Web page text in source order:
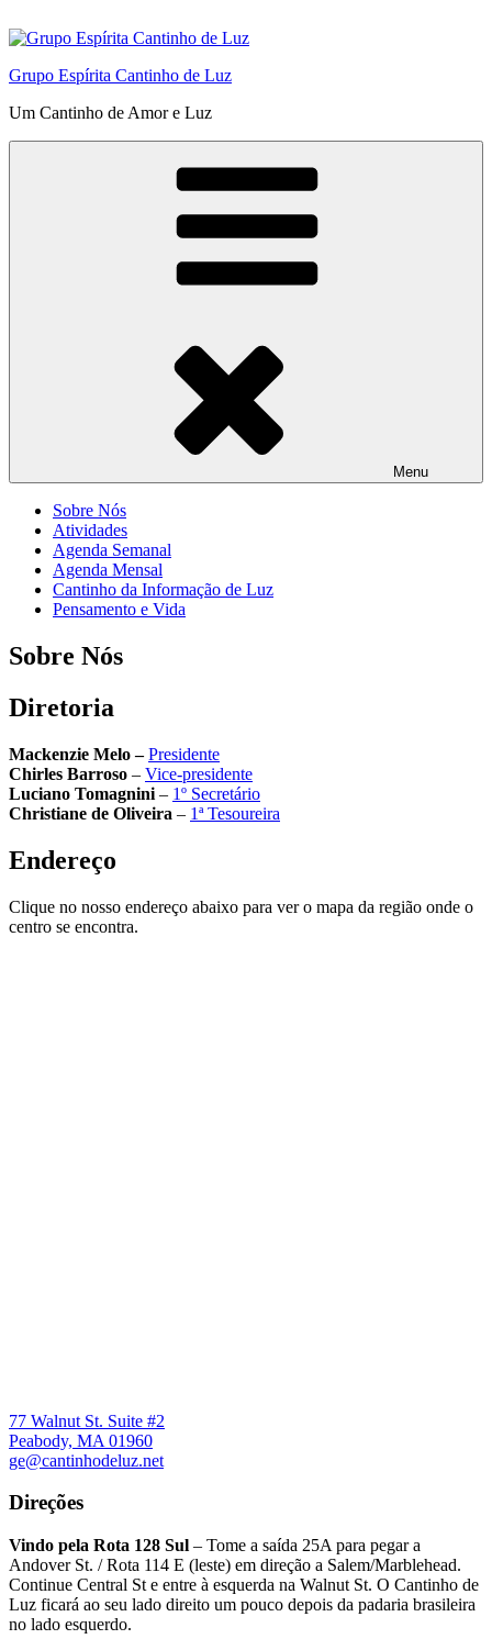
para
conteúdo
Grupo Espírita Cantinho de Luz
Um Cantinho de Amor e Luz
Menu
Sobre Nós
Atividades
Agenda Semanal
Agenda Mensal
Cantinho da Informação de Luz
Pensamento e Vida
Sobre Nós
Diretoria
Mackenzie Melo –Presidente
Chirles Barroso – Vice-presidente
Luciano Tomagnini – 1º Secretário
Christiane de Oliveira – 1ª Tesoureira
Endereço
Clique no nosso endereço abaixo para ver o mapa da região onde o
centro se encontra.
77 Walnut St. Suite #2
Peabody, MA 01960
ge@cantinhodeluz.net
Direções
Vindo pela Rota 128 Sul – Tome a saída 25A para pegar a
Andover St. / Rota 114 E (leste) em direção a Salem/Marblehead.
Continue Central St e entre à esquerda na Walnut St. O Cantinho de
Luz ficará ao seu lado direito um pouco depois da padaria brasileira
no lado esquerdo.